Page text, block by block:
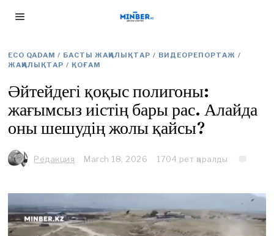
ECO QADAM / БАСТЫ ЖАҢАЛЫҚТАР / ВИДЕОРЕПОРТАЖ /
ЖАҢАЛЫҚТАР / ҚОҒАМ
Әйтейдегі қоқыс полигоны:
жағымсыз иістің бары рас. Алайда
оны шешудің жолы қайсы?
Редакция March 18, 2026 1704 рет қаралды